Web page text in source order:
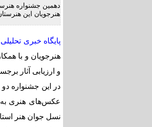
دهمین جشنواره
هنرجویان این هنرستان، در روزهای ۱۹ و ۲۰
پایگاه خبری تحلیلی
هنرجویان و با
و ارزیابی آثار
در این جشنواره
عکس‌های هنری به
نسل جوان هنر